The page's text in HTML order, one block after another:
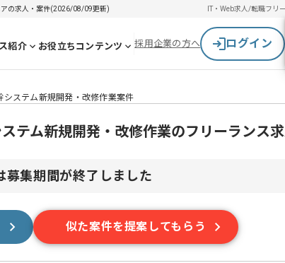
アの求人・案件(2026/08/09更新) IT・Web求人/転職フリ
紹介 お役立ちコンテンツ 採用企業の方へ ログイン
システム新規開発・改修作業案件
テム新規開発・改修作業のフリーランス
募集期間が終了しました
似た案件を提案してもらう